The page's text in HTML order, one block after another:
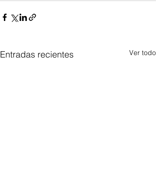
Entradas recientes Ver todo